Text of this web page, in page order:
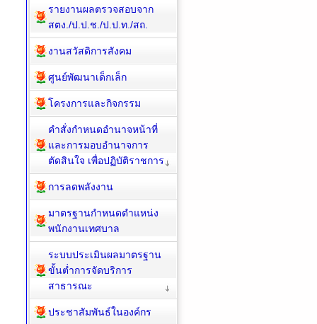
รายงานผลตรวจสอบจาก
สตง./ป.ป.ช./ป.ป.ท./สถ.
งานสวัสดิการสังคม
ศูนย์พัฒนาเด็กเล็ก
โครงการและกิจกรรม
คำสั่งกำหนดอำนาจหน้าที่
และการมอบอำนาจการ
ตัดสินใจ เพื่อปฏิบัติราชการ
การลดพลังงาน
มาตรฐานกำหนดตำแหน่ง
พนักงานเทศบาล
ระบบประเมินผลมาตรฐาน
ขั้นต่ำการจัดบริการ
สาธารณะ
ประชาสัมพันธ์ในองค์กร